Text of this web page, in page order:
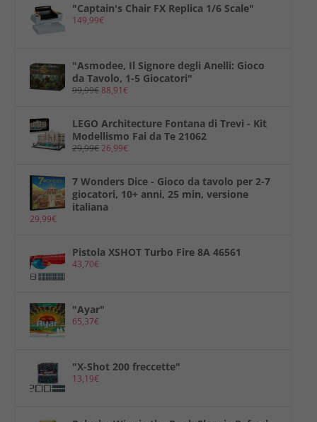
"Captain's Chair FX Replica 1/6 Scale"
149,99€
"Asmodee, Il Signore degli Anelli: Gioco
da Tavolo, 1-5 Giocatori"
99,99€88,91€
LEGO Architecture Fontana di Trevi - Kit
Modellismo Fai da Te 21062
29,99€26,99€
7 Wonders Dice - Gioco da tavolo per 2-7
giocatori, 10+ anni, 25 min, versione
italiana
29,99€
Pistola XSHOT Turbo Fire 8A 46561
43,70€
"Ayar"
65,37€
"X-Shot 200 freccette"
13,19€